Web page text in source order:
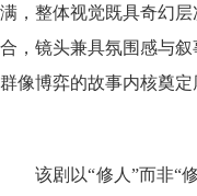
满，整体视觉既具奇幻
合，镜头兼具氛围感与叙
群像博弈的故事内核奠定
该剧以“修人”而非“